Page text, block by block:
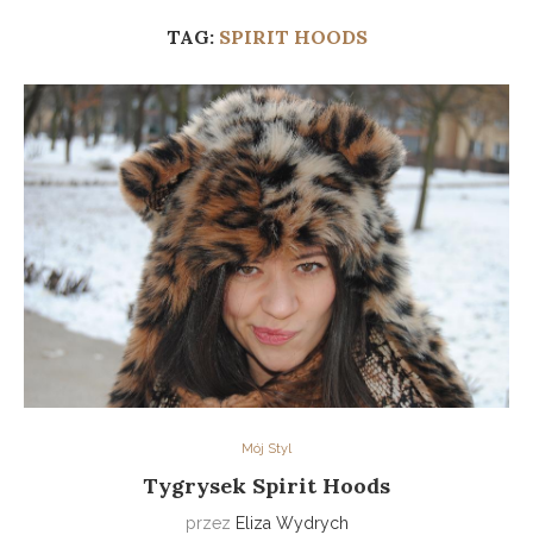
TAG: SPIRIT HOODS
Mój Styl
Tygrysek Spirit Hoods
przez Eliza Wydrych